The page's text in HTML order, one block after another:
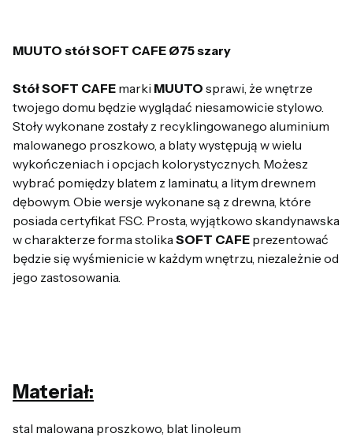
MUUTO stół SOFT CAFE Ø75 szary
Stół SOFT CAFE marki MUUTO sprawi, że wnętrze
twojego domu będzie wyglądać niesamowicie stylowo.
Stoły wykonane zostały z recyklingowanego aluminium
malowanego proszkowo, a blaty występują w wielu
wykończeniach i opcjach kolorystycznych. Możesz
wybrać pomiędzy blatem z laminatu, a litym drewnem
dębowym. Obie wersje wykonane są z drewna, które
posiada certyfikat FSC. Prosta, wyjątkowo skandynawska
w charakterze forma stolika SOFT CAFE prezentować
będzie się wyśmienicie w każdym wnętrzu, niezależnie od
jego zastosowania.
Materiał:
stal malowana proszkowo, blat linoleum